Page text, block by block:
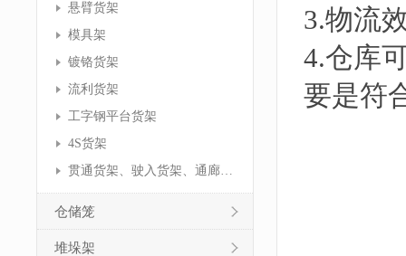
悬臂货架
模具架
镀铬货架
流利货架
工字钢平台货架
4S货架
贯通货架、驶入货架、通廊货架
仓储笼
堆垛架
3.物流
4.仓库
要是符